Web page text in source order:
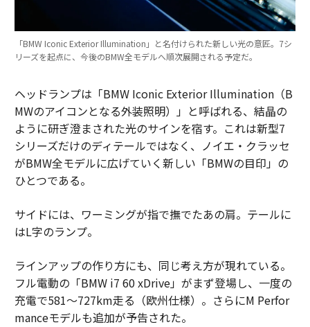
「BMW Iconic Exterior Illumination」と名付けられた新しい光の意匠。7シ
リーズを起点に、今後のBMW全モデルへ順次展開される予定だ。
ヘッドランプは「BMW Iconic Exterior Illumination（B
MWのアイコンとなる外装照明）」と呼ばれる、結晶の
ように研ぎ澄まされた光のサインを宿す。これは新型7
シリーズだけのディテールではなく、ノイエ・クラッセ
がBMW全モデルに広げていく新しい「BMWの目印」の
ひとつである。
サイドには、ワーミングが指で撫でたあの肩。テールに
はL字のランプ。
ラインアップの作り方にも、同じ考え方が現れている。
フル電動の「BMW i7 60 xDrive」がまず登場し、一度の
充電で581〜727km走る（欧州仕様）。さらにM Perfor
manceモデルも追加が予告された。